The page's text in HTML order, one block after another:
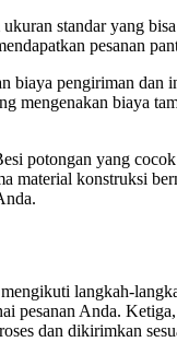
standar yang
pesanan
pengiriman
mengenakan biaya
potongan yang
material konstruksi
langkah-
pesanan Anda.
dan dikirimkan